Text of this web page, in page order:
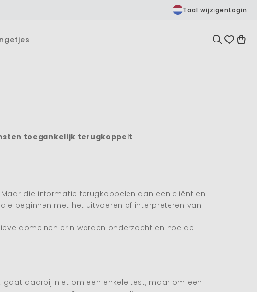
Taal wijzigenLogin
toegankelijk terugkoppelt
die informatie terugkoppelen aan een cliënt en
beginnen met het uitvoeren of interpreteren van
domeinen erin worden onderzocht en hoe de
daarbij niet om een enkele test, maar om een